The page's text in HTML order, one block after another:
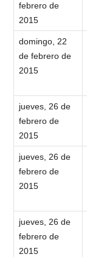
febrero de
2015
domingo, 22
de febrero de
2015
jueves, 26 de
febrero de
2015
jueves, 26 de
febrero de
2015
jueves, 26 de
febrero de
2015